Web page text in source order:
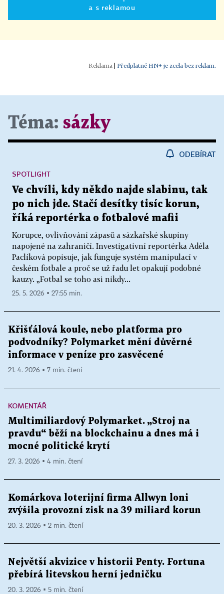
a s reklamou
Předplatné HN+ je zcela bez reklam.
Téma: sázky
ODEBÍRAT
Ve chvíli, kdy někdo najde slabinu, tak
po nich jde. Stačí desítky tisíc korun,
říká reportérka o fotbalové mafii
Korupce, ovlivňování zápasů a sázkařské skupiny
napojené na zahraničí. Investigativní reportérka Adéla
Paclíková popisuje, jak funguje systém manipulací v
českém fotbale a proč se už řadu let opakují podobné
kauzy. „Fotbal se toho asi nikdy...
SPOTLIGHT
25. 5. 2026 ▪ 27:55 min.
Křišťálová koule, nebo platforma pro
podvodníky? Polymarket mění důvěrné
informace v peníze pro zasvěcené
21. 4. 2026 ▪ 7 min. čtení
KOMENTÁŘ
Multimiliardový Polymarket. „Stroj na
pravdu“ běží na blockchainu a dnes má i
mocné politické krytí
27. 3. 2026 ▪ 4 min. čtení
Komárkova loterijní firma Allwyn loni
zvýšila provozní zisk na 39 miliard korun
20. 3. 2026 ▪ 2 min. čtení
Největší akvizice v historii Penty. Fortuna
přebírá litevskou herní jedničku
20. 3. 2026 ▪ 5 min. čtení